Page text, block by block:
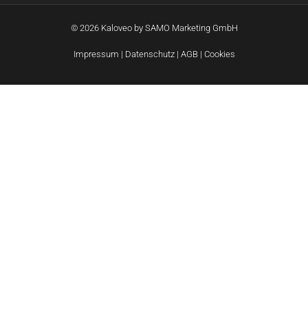
© 2026 Kaloveo by SAMO Marketing GmbH
Impressum | Datenschutz| AGB| Cookies